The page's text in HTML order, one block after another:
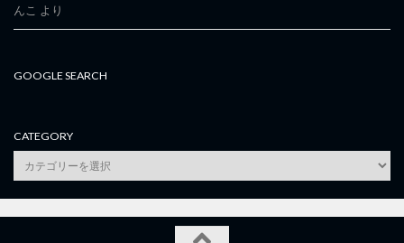
んこ より
GOOGLE SEARCH
CATEGORY
category